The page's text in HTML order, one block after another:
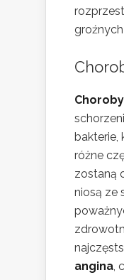
bakterie,
różne
zostaną
niosą ze
angina ,